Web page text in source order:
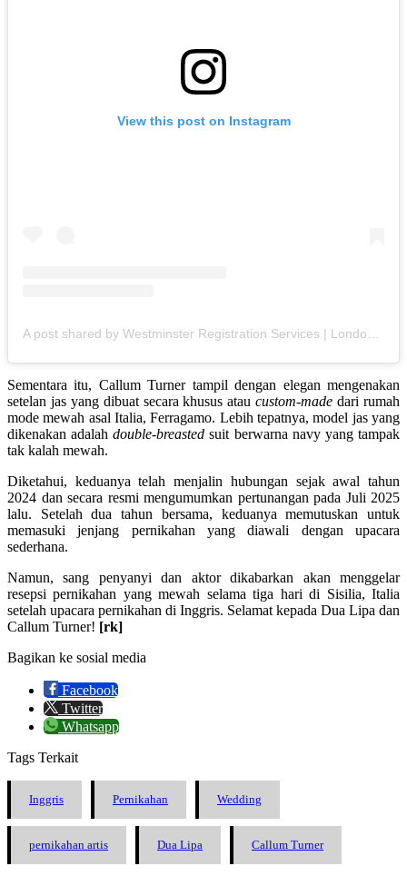
View this post on Instagram
A post shared by Westminster Registration Services | London Weddings (@adaytorememberlondon)
Sementara itu, Callum Turner tampil dengan elegan mengenakan
setelan jas yang dibuat secara khusus ataucustom-made dari rumah
mode mewah asal Italia, Ferragamo. Lebih tepatnya, model jas yang
dikenakan adalahdouble-breasted suit berwarna navy yang tampak
tak kalah mewah.
Diketahui, keduanya telah menjalin hubungan sejak awal tahun
2024 dan secara resmi mengumumkan pertunangan pada Juli 2025
lalu. Setelah dua tahun bersama, keduanya memutuskan untuk
memasuki jenjang pernikahan yang diawali dengan upacara
sederhana.
Namun, sang penyanyi dan aktor dikabarkan akan menggelar
resepsi pernikahan yang mewah selama tiga hari di Sisilia, Italia
setelah upacara pernikahan di Inggris. Selamat kepada Dua Lipa dan
Callum Turner! [rk]
Bagikan ke sosial media
Facebook
Twitter
Whatsapp
Tags Terkait
Inggris Pernikahan Wedding
pernikahan artis Dua Lipa Callum Turner